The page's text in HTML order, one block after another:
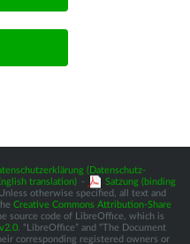
(Datenschutz-
translation) -
Satzung (binding
otherwise specified, all text and
Creative Commons Attribution-Share
source code of LibreOffice, which is
. “LibreOffice” and “The Document
corresponding registered owners or